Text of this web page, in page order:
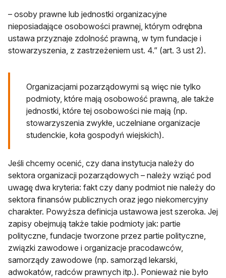
– osoby prawne lub jednostki organizacyjne
nieposiadające osobowości prawnej, którym odrębna
ustawa przyznaje zdolność prawną, w tym fundacje i
stowarzyszenia, z zastrzeżeniem ust. 4.” (art. 3 ust 2).
Organizacjami pozarządowymi są więc nie tylko
podmioty, które mają osobowość prawną, ale także
jednostki, które tej osobowości nie mają (np.
stowarzyszenia zwykłe, uczelniane organizacje
studenckie, koła gospodyń wiejskich).
Jeśli chcemy ocenić, czy dana instytucja należy do
sektora organizacji pozarządowych – należy wziąć pod
uwagę dwa kryteria: fakt czy dany podmiot nie należy do
sektora finansów publicznych oraz jego niekomercyjny
charakter. Powyższa definicja ustawowa jest szeroka. Jej
zapisy obejmują także takie podmioty jak: partie
polityczne, fundacje tworzone przez partie polityczne,
związki zawodowe i organizacje pracodawców,
samorządy zawodowe (np. samorząd lekarski,
adwokatów, radców prawnych itp.). Ponieważ nie było